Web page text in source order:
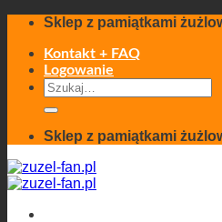
Skip
content
Sklep z pamiątkami
Kontakt + FAQ
Logowanie
Szukaj:
Sklep z pamiątkami